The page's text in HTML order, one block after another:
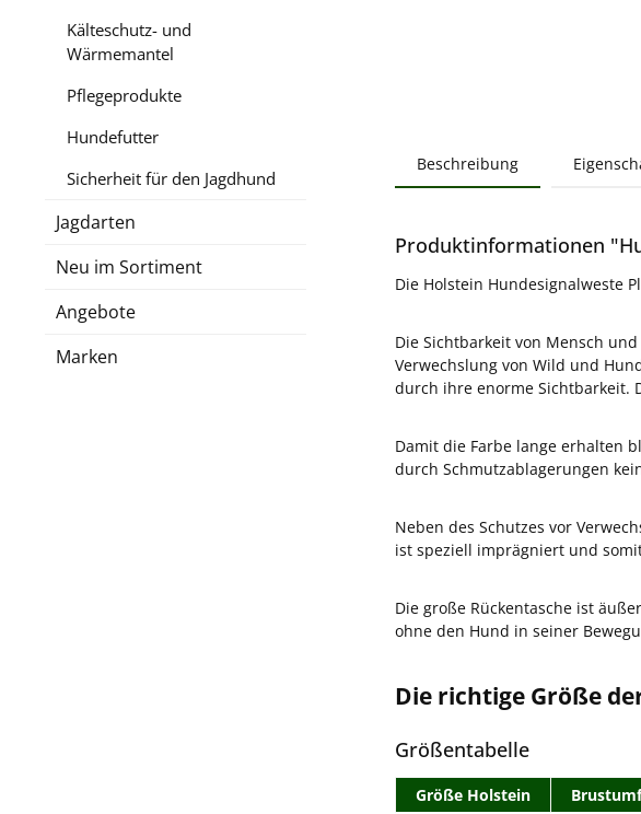
Kälteschutz- und
Wärmemantel
Pflegeprodukte
Hundefutter
Sicherheit für den Jagdhund
Jagdarten
Neu im Sortiment
Angebote
Marken
Beschreibung
Produktinformationen
Die Holstein Hundesignalweste
Die Sichtbarkeit von Mensch
Verwechslung von Wild und
durch ihre enorme Sichtbarkeit.
Damit die Farbe lange erhalten
durch Schmutzablagerungen
Neben des Schutzes vor
ist speziell imprägniert und
Die große Rückentasche ist
ohne den Hund in seiner
Die richtige Größe
Größentabelle
Größe Holstein